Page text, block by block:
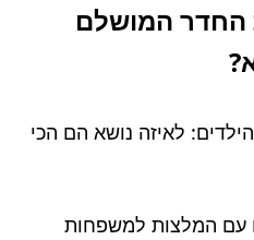
החדר המושלם
לאיזה נושא הם הכי
עם המלצות למשפחות